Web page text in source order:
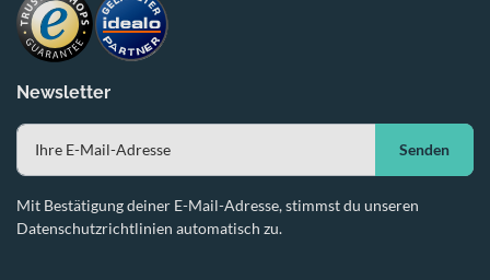
Newsletter
Senden
Mit Bestätigung deiner E-Mail-Adresse, stimmst du unseren
Datenschutzrichtlinien automatisch zu.